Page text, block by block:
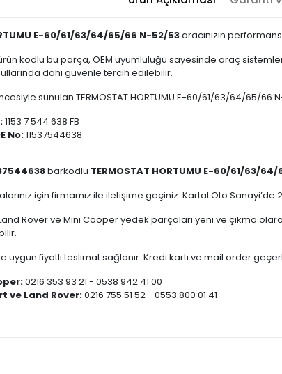
E-60/61/63/64/65/66 N-52/53aracınızın
ürün kodlu bu parça, OEM uyumluluğu sayesinde araç
dahi güvenle tercih edilebilir.
sunulan TERMOSTAT HORTUMU E-60/61/63/64/65/
1153 7 544 638 FB
No:11537544638
barkodlu TERMOSTAT HORTUMU E-60/61/63/
için firmamız ile iletişime geçiniz. Kartal Oto
Rover ve Mini Cooper yedek parçaları yeni ve çıkma
uygun fiyatlı teslimat sağlanır. Kredi kartı ve mail order
0216 353 93 21 - 0538 942 41 00
ve Land Rover:0216 755 51 52 - 0553 800 01 41